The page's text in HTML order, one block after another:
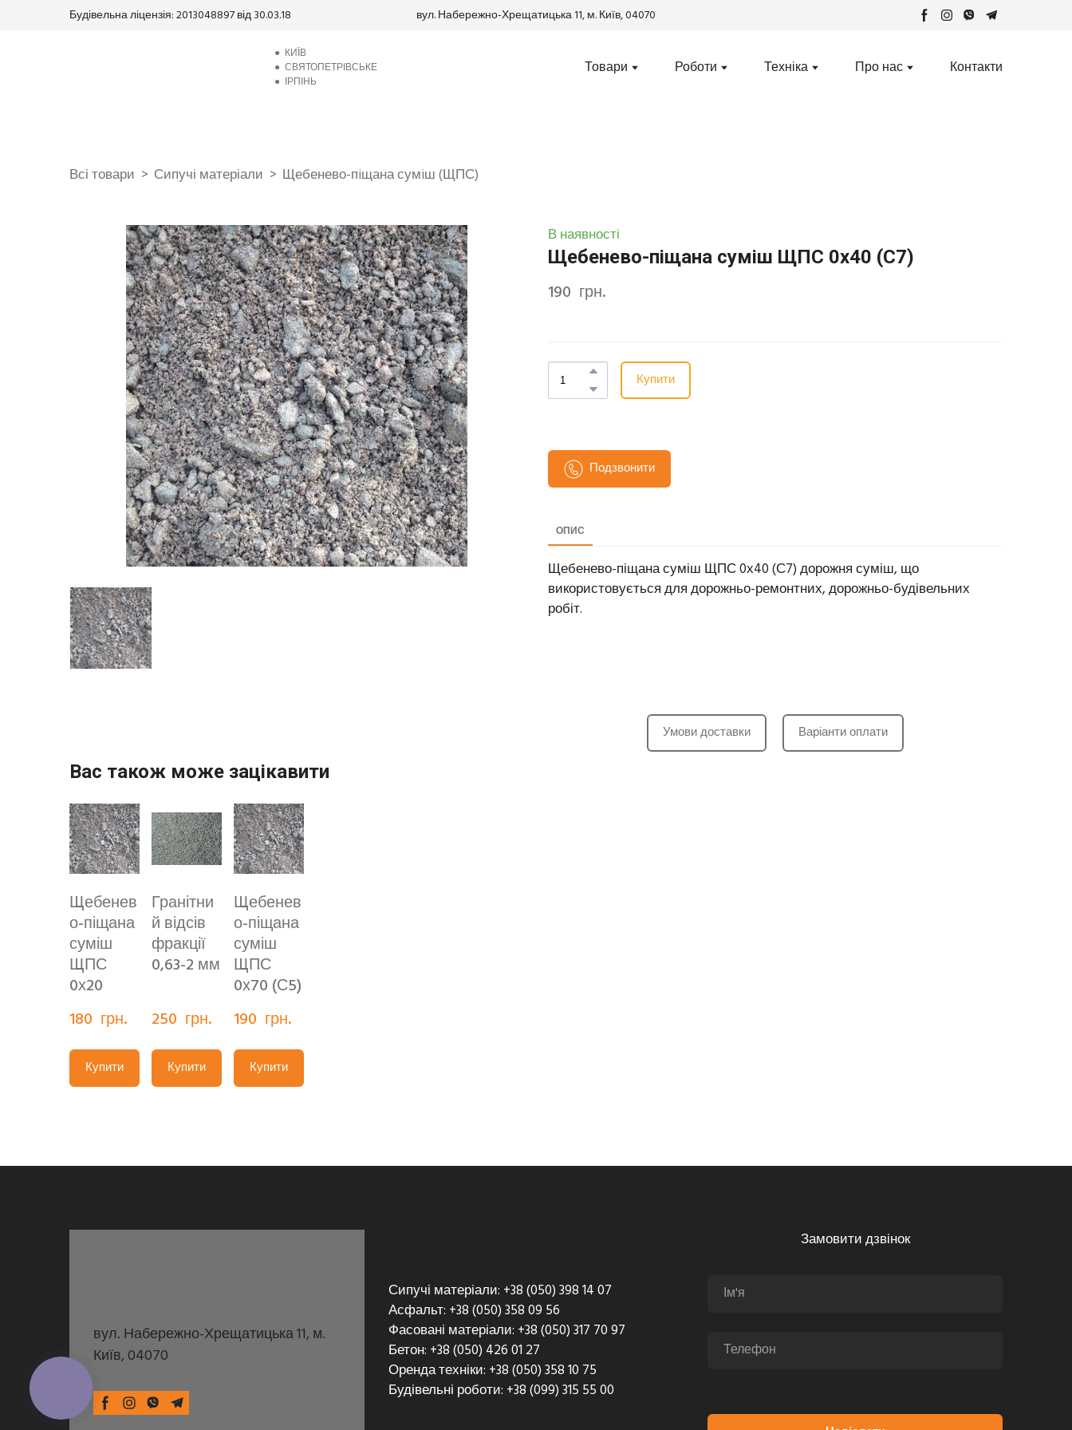
Будівельна ліцензія: 2013048897 від 30.03.18 вул. Набережно-Хрещатицька 11, м. Київ, 04070
● КИЇВ
●СВЯТОПЕТРІВСЬКЕ
● ІРПІНЬ
Товари Роботи Техніка Про нас Контакти
Всі товари Сипучі матеріали Щебенево-пiщана сумiш (ЩПС)
В наявності
Щебенево-піщана суміш ЩПС 0х40 (С7)
190  грн.
Купити
Подзвонити
ОПИС
Щебенево-піщана суміш ЩПС 0х40 (С7) дорожня суміш, що
використовується для дорожньо-ремонтних, дорожньо-будівельних
робіт.
Умови доставки Варіанти оплати
Вас також може зацікавити
Щебенев
о-піщана
суміш
ЩПС
0х20
180  грн.
Купити
Гранітни
й відсів
фракції
0,63-2 мм
250  грн.
Купити
Щебенев
о-піщана
суміш
ЩПС
0х70 (С5)
190  грн.
Купити
вул. Набережно-Хрещатицька 11, м.
Київ, 04070
Сипучі матеріали: +38 (050) 398 14 07
Асфальт: +38 (050) 358 09 56
Фасовані матеріали: +38 (050) 317 70 97
Бетон: +38 (050) 426 01 27
Оренда техніки: +38 (050) 358 10 75
Будівельні роботи: +38 (099) 315 55 00
Замовити дзвінок